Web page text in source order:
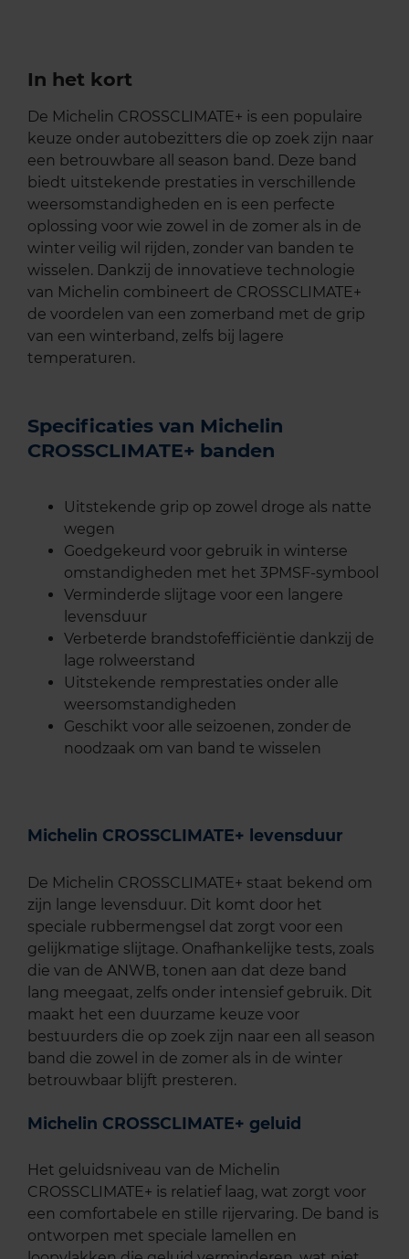
In het kort
De Michelin CROSSCLIMATE+ is een populaire
keuze onder autobezitters die op zoek zijn naar
een betrouwbare all season band. Deze band
biedt uitstekende prestaties in verschillende
weersomstandigheden en is een perfecte
oplossing voor wie zowel in de zomer als in de
winter veilig wil rijden, zonder van banden te
wisselen. Dankzij de innovatieve technologie
van Michelin combineert de CROSSCLIMATE+
de voordelen van een zomerband met de grip
van een winterband, zelfs bij lagere
temperaturen.
Specificaties van Michelin
CROSSCLIMATE+ banden
Uitstekende grip op zowel droge als natte
wegen
Goedgekeurd voor gebruik in winterse
omstandigheden met het 3PMSF-symbool
Verminderde slijtage voor een langere
levensduur
Verbeterde brandstofefficiëntie dankzij de
lage rolweerstand
Uitstekende remprestaties onder alle
weersomstandigheden
Geschikt voor alle seizoenen, zonder de
noodzaak om van band te wisselen
Michelin CROSSCLIMATE+ levensduur
De Michelin CROSSCLIMATE+ staat bekend om
zijn lange levensduur. Dit komt door het
speciale rubbermengsel dat zorgt voor een
gelijkmatige slijtage. Onafhankelijke tests, zoals
die van de ANWB, tonen aan dat deze band
lang meegaat, zelfs onder intensief gebruik. Dit
maakt het een duurzame keuze voor
bestuurders die op zoek zijn naar een all season
band die zowel in de zomer als in de winter
betrouwbaar blijft presteren.
Michelin CROSSCLIMATE+ geluid
Het geluidsniveau van de Michelin
CROSSCLIMATE+ is relatief laag, wat zorgt voor
een comfortabele en stille rijervaring. De band is
ontworpen met speciale lamellen en